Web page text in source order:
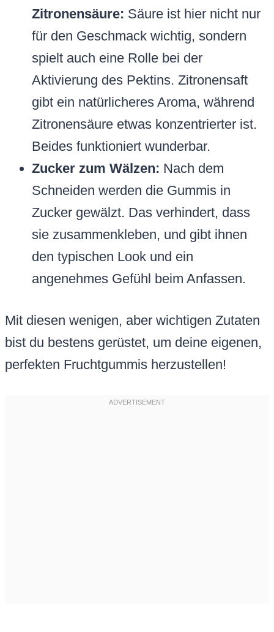
Zitronensäure: Säure ist hier nicht nur
für den Geschmack wichtig, sondern
spielt auch eine Rolle bei der
Aktivierung des Pektins. Zitronensaft
gibt ein natürlicheres Aroma, während
Zitronensäure etwas konzentrierter ist.
Beides funktioniert wunderbar.
Zucker zum Wälzen: Nach dem
Schneiden werden die Gummis in
Zucker gewälzt. Das verhindert, dass
sie zusammenkleben, und gibt ihnen
den typischen Look und ein
angenehmes Gefühl beim Anfassen.
Mit diesen wenigen, aber wichtigen Zutaten
bist du bestens gerüstet, um deine eigenen,
perfekten Fruchtgummis herzustellen!